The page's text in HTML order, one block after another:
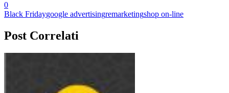
0
Black Fridaygoogle advertisingremarketingshop on-line
Post Correlati